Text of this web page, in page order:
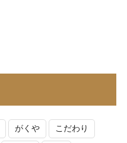
がくや こだわり